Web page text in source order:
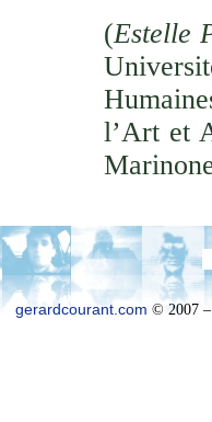
(Estelle
l’Art et
gerardcourant.com © 2007